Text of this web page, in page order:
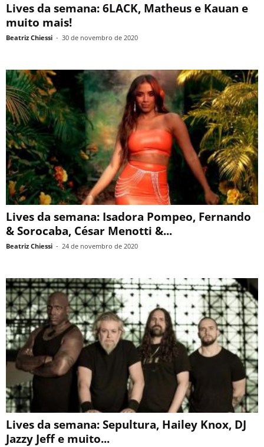
Lives da semana: 6LACK, Matheus e Kauan e
muito mais!
Beatriz Chiessi - 30 de novembro de 2020
Lives da semana: Isadora Pompeo, Fernando
& Sorocaba, César Menotti &...
Beatriz Chiessi - 24 de novembro de 2020
Lives da semana: Sepultura, Hailey Knox, DJ
Jazzy Jeff e muito...